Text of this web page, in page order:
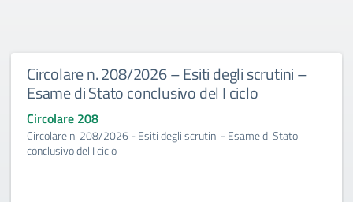
Circolare n. 208/2026 – Esiti degli scrutini –
Esame di Stato conclusivo del I ciclo
Circolare 208
Circolare n. 208/2026 - Esiti degli scrutini - Esame di Stato
conclusivo del I ciclo